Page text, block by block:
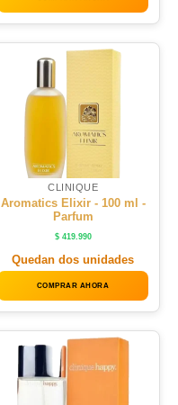
CLINIQUE
Aromatics Elixir - 100 ml -
Parfum
$419.990
Quedan dos unidades
COMPRAR AHORA